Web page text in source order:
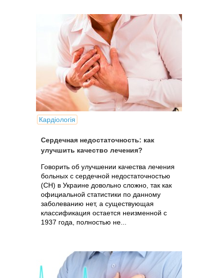
Кардіологія
Сердечная недостаточность: как
улучшить качество лечения?
Говорить об улучшении качества лечения
больных с сердечной недостаточностью
(СН) в Украине довольно сложно, так как
официальной статистики по данному
заболеванию нет, а существующая
классификация остается неизменной с
1937 года, полностью не...